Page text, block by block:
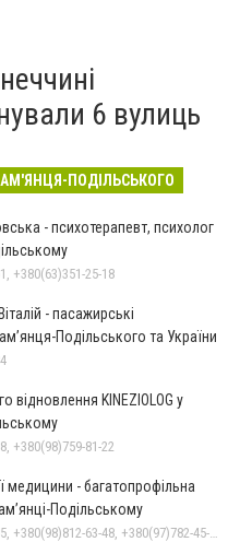
6 вулиць
ПОДІЛЬСЬКОГО
- психотерапевт, психолог
+380(63)351-25-18
- пасажирські
Подільського та України
відновлення KINEZIOLOG у
+380(98)759-81-22
медицини - багатопрофільна
Подільському
+380(96)796-36-85, +380(98)812-63-48, +380(97)782-45-70